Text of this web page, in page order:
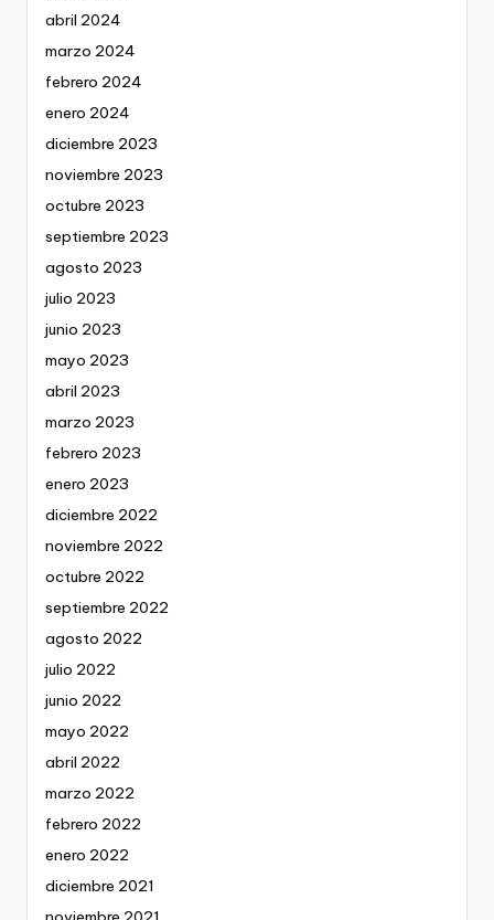
abril 2024
marzo 2024
febrero 2024
enero 2024
diciembre 2023
noviembre 2023
octubre 2023
septiembre 2023
agosto 2023
julio 2023
junio 2023
mayo 2023
abril 2023
marzo 2023
febrero 2023
enero 2023
diciembre 2022
noviembre 2022
octubre 2022
septiembre 2022
agosto 2022
julio 2022
junio 2022
mayo 2022
abril 2022
marzo 2022
febrero 2022
enero 2022
diciembre 2021